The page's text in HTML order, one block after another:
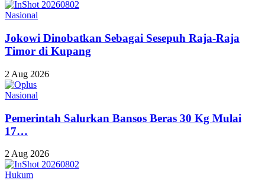
Nasional
Jokowi Dinobatkan Sebagai Sesepuh Raja-Raja
Timor di Kupang
2 Aug 2026
Nasional
Pemerintah Salurkan Bansos Beras 30 Kg Mulai
17…
2 Aug 2026
Hukum